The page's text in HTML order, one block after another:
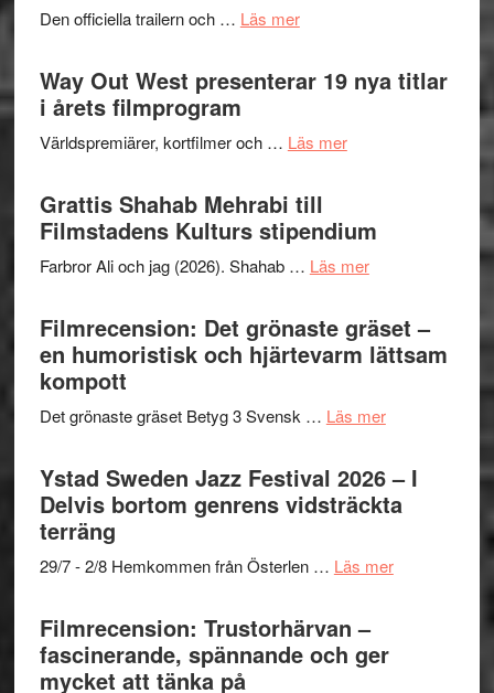
Den officiella trailern och … Läs merom
trailern
för
X-
I
Want
to
Believe
Vrach
Frankenshtey
med
Mulder
och
Dana
Way Out West presenterar 19 nya titlar
i årets filmprogram
Världspremiärer, kortfilmer och … Läs merom
presenterar
19
titlar
i
Grattis Shahab Mehrabi till
Filmstadens Kulturs stipendium
Farbror Ali och jag (2026). Shahab … Läs merom
Shahab
Mehrabi
till
Kulturs
Filmrecension: Det grönaste gräset –
en humoristisk och hjärtevarm lättsam
kompott
Det grönaste gräset Betyg 3 Svensk … Läs merom
Det
grönaste
gräset
en
hjärtevarm
Ystad Sweden Jazz Festival 2026 – I
Delvis bortom genrens vidsträckta
terräng
29/7 - 2/8 Hemkommen från Österlen … Läs merom
Filmrecension: Trustorhärvan –
fascinerande, spännande och ger
mycket att tänka på